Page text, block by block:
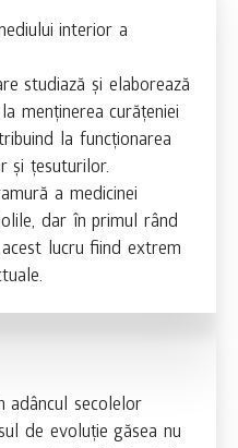
interior a
studiază și elaborează
menținerea curățeniei
la funcționarea
și țesuturilor.
a medicinei
dar în primul rând
lucru fiind extrem
adâncul secolelor
de evoluție găsea nu